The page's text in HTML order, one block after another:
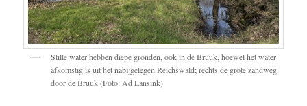
Stille water hebben diepe gronden, ook in de Bruuk, hoewel het water
afkomstig is uit het nabijgelegen Reichswald; rechts de grote zandweg
door de Bruuk (Foto: Ad Lansink)